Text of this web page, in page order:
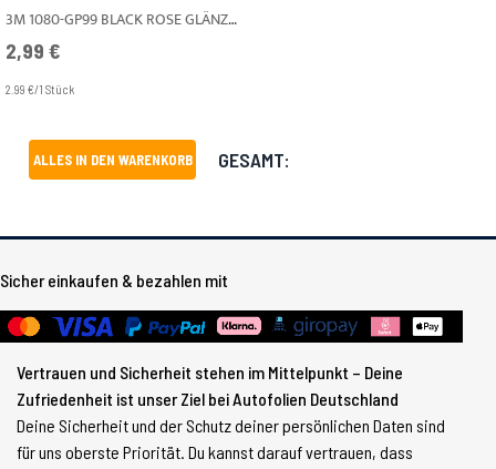
3M 1080-GP99 BLACK ROSE GLÄNZEND A4
2,99 €
2.99 €/1 Stück
ALLES IN DEN WARENKORB GESAMT:
Sicher einkaufen & bezahlen mit
Vertrauen und Sicherheit stehen im Mittelpunkt – Deine
Zufriedenheit ist unser Ziel bei Autofolien Deutschland
Deine Sicherheit und der Schutz deiner persönlichen Daten sind
für uns oberste Priorität. Du kannst darauf vertrauen, dass